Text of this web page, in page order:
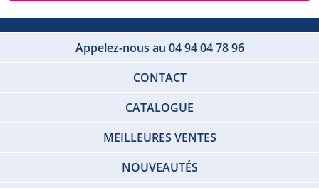
Appelez-nous au 04 94 04 78 96
CONTACT
CATALOGUE
MEILLEURES VENTES
NOUVEAUTÉS